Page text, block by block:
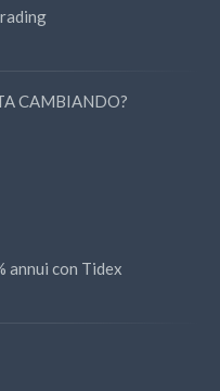
CAMBIANDO?
annui con Tidex